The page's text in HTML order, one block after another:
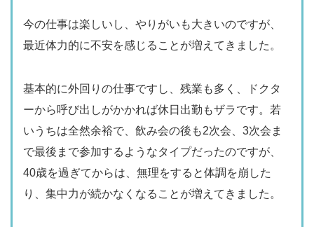
今の仕事は楽しいし、やりがいも大きいのですが、
最近体力的に不安を感じることが増えてきました。
基本的に外回りの仕事ですし、残業も多く、ドクタ
ーから呼び出しがかかれば休日出勤もザラです。若
いうちは全然余裕で、飲み会の後も2次会、3次会ま
で最後まで参加するようなタイプだったのですが、
40歳を過ぎてからは、無理をすると体調を崩した
り、集中力が続かなくなることが増えてきました。